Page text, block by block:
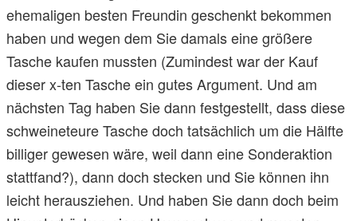
ehemaligen besten Freundin geschenkt bekommen
haben und wegen dem Sie damals eine größere
Tasche kaufen mussten (Zumindest war der Kauf
dieser x-ten Tasche ein gutes Argument. Und am
nächsten Tag haben Sie dann festgestellt, dass diese
schweineteure Tasche doch tatsächlich um die Hälfte
billiger gewesen wäre, weil dann eine Sonderaktion
stattfand?), dann doch stecken und Sie können ihn
leicht herausziehen. Und haben Sie dann doch beim